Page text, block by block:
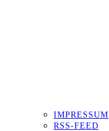
IMPRESSUM
RSS-FEED